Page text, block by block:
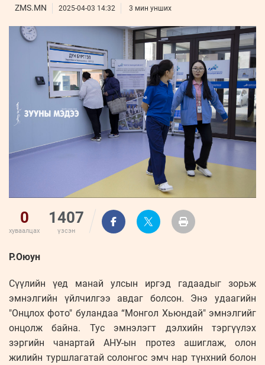
Бүртгүүлэх
Нэвтрэх
Бизнес
Leaderships
forum
ФОТО
УРЛАГ
ТӨВ
ZUUNII
MEDEE
WEEKLY
ZMS.MN 2025-04-03 14:32 3 мин унших
0
хуваалцах
1407
үзсэн
Р.Оюун
Сүүлийн үед манай улсын иргэд гадаадыг зорьж
эмнэлгийн үйлчилгээ авдаг болсон. Энэ удаагийн
"Онцлох фото" буландаа “Монгол Хьюндай" эмнэлгийг
онцолж байна. Тус эмнэлэгт дэлхийн тэргүүлэх
зэргийн чанартай АНУ-ын протез ашиглаж, олон
жилийн туршлагатай солонгос эмч нар түнхний болон